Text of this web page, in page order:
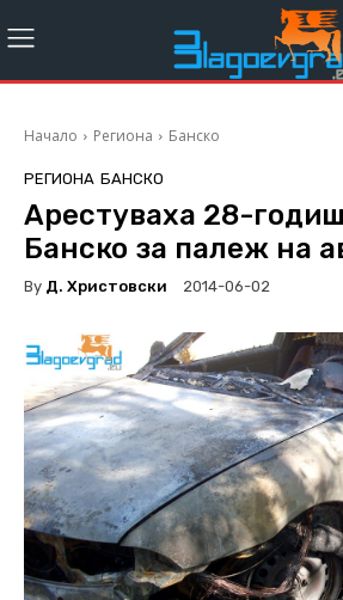
Начало Региона Банско
РЕГИОНА БАНСКО
Арестуваха 28-
Банско за палеж на
By Д. Христовски 2014-06-02